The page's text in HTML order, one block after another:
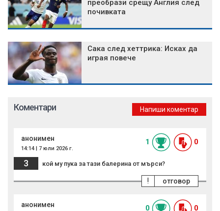
преобрази срещу Англия след
почивката
Сака след хеттрика: Исках да
играя повече
Коментари Напиши коментар
анонимен
14:14 | 7 юли 2026 г.
1 0
3 кой му пука за тази балерина от мърси?
отговор
!
анонимен 0 0